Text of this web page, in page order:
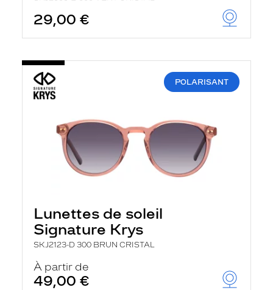
29,00 €
POLARISANT
Lunettes de soleil
Signature Krys
SKJ2123-D 300 BRUN CRISTAL
À partir de
49,00 €